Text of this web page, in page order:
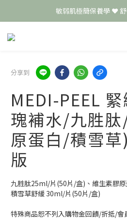
頭皮保養月❤️養髮精
敏弱肌極簡保養學 ❤️
📣 加入LINE好友
分享到
MEDI-PEEL
瑰補水/九胜
原蛋白/積雪
版
九胜肽25ml/片(50片/盒)、維生素膠
積雪草舒緩 30ml/片(50片/盒)
特殊商品恕不列入購物金回饋/折抵/會